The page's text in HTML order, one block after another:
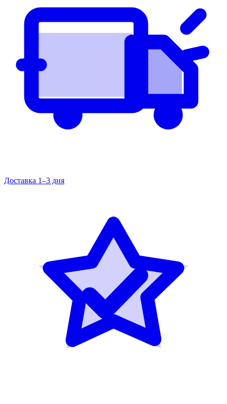
Доставка 1–3 дня